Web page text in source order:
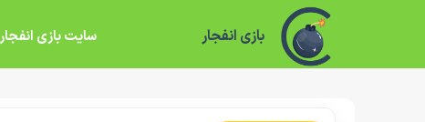
بازی انفجار سایت بازی انفجار